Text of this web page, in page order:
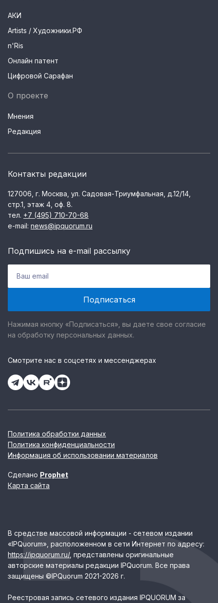
АКИ
Artists / Художники.РФ
n'Ris
Онлайн патент
Цифровой Сарафан
О проекте
Мнения
Редакция
Контакты редакции
127006, г. Москва, ул. Садовая-Триумфальная, д.12/14,
стр.1, этаж 4, оф. 8.
тел. +7 (495) 710-70-68
e-mail: news@ipquorum.ru
Подпишись на e-mail рассылку
Нажимая кнопку «Подписаться», вы даете свое согласие
на обработку персональных данных.
Смотрите нас в соцсетях и мессенджерах
Политика обработки данных
Политика конфиденциальности
Информация об использовании материалов
Сделано Prophet
Карта сайта
В средстве массовой информации - сетевом издании
«IPQuorum», расположенном в сети Интернет по адресу:
https://ipquorum.ru/, представлены оригинальные
авторские материалы редакции IPQuorum. Все права
защищены ©IPQuorum 2021-2026 г.
Реестровая запись сетевого издания IPQUORUM за